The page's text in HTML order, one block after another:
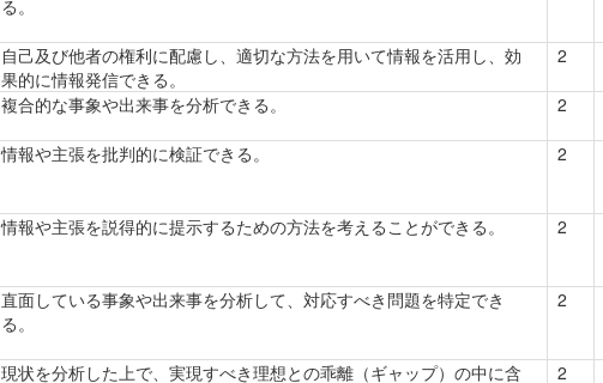
る。
自己及び他者の権利に配慮し、適切な方法を用いて情報を活用し、効
果的に情報発信できる。
2
複合的な事象や出来事を分析できる。 2
情報や主張を批判的に検証できる。
2
情報や主張を説得的に提示するための方法を考えることができる。
2
直面している事象や出来事を分析して、対応すべき問題を特定でき
る。
2
現状を分析した上で、実現すべき理想との乖離（ギャップ）の中に含
2